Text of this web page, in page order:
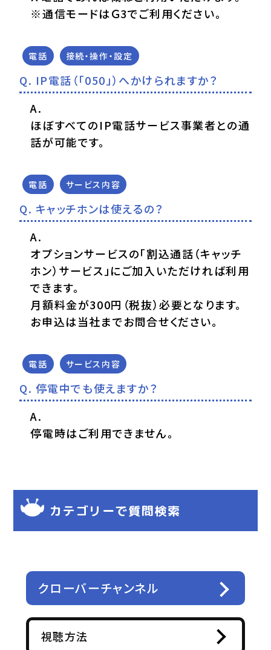
※通信モードはＧ3でご利用ください。
電話 接続・操作・設定
IP電話（「050」）へかけられますか？
ほぼすべてのIP電話サービス事業者との通
話が可能です。
電話 サービス内容
キャッチホンは使えるの？
オプションサービスの「割込通話（キャッチ
ホン）サービス」にご加入いただければ利用
できます。
月額料金が300円（税抜）必要となります。
お申込は当社までお問合せください。
電話 サービス内容
停電中でも使えますか？
停電時はご利用できません。
カテゴリーで質問検索
クローバーチャンネル
視聴方法